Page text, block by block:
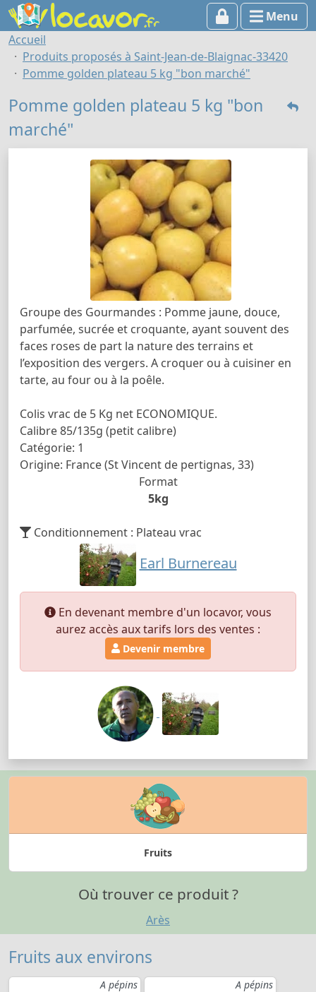
Menu
Accueil
Produits proposés à Saint-Jean-de-Blaignac-33420
Pomme golden plateau 5 kg "bon marché"
Pomme golden plateau 5 kg "bon
marché"
Groupe des Gourmandes : Pomme jaune, douce,
parfumée, sucrée et croquante, ayant souvent des
faces roses de part la nature des terrains et
l’exposition des vergers. A croquer ou à cuisiner en
tarte, au four ou à la poêle.
Colis vrac de 5 Kg net ECONOMIQUE.
Calibre 85/135g (petit calibre)
Catégorie: 1
Origine: France (St Vincent de pertignas, 33)
Format
5kg
Conditionnement : Plateau vrac
Earl Burnereau
En devenant membre d'un locavor, vous
aurez accès aux tarifs lors des ventes :
Devenir membre
Fruits
Où trouver ce produit ?
Arès
Fruits aux environs
A pépins A pépins